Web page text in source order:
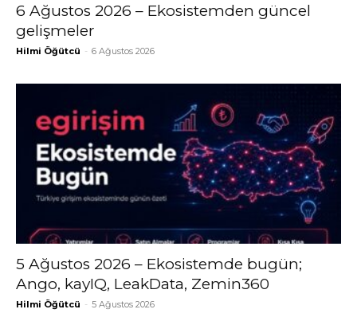
6 Ağustos 2026 – Ekosistemden güncel
gelişmeler
Hilmi Öğütcü - 6 Ağustos 2026
5 Ağustos 2026 – Ekosistemde bugün;
Ango, kayIQ, LeakData, Zemin360
Hilmi Öğütcü - 5 Ağustos 2026